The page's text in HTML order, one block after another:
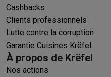
Cashbacks
Clients professionnels
Lutte contre la corruption
Garantie Cuisines Krëfel
À propos de Krëfel
Nos actions